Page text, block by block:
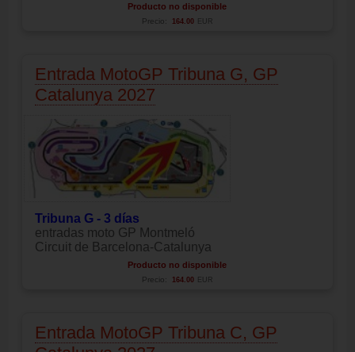
Producto no disponible
Precio: 164.00 EUR
Entrada MotoGP Tribuna G, GP
Catalunya 2027
Tribuna G - 3 días
entradas moto GP Montmeló
Circuit de Barcelona-Catalunya
Producto no disponible
Precio: 164.00 EUR
Entrada MotoGP Tribuna C, GP